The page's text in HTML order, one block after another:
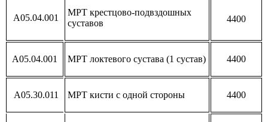
А05.04.001
МРТ крестцово-подвздошных
суставов
4400
А05.04.001 МРТ локтевого сустава (1 сустав) 4400
А05.30.011 МРТ кисти с одной стороны 4400